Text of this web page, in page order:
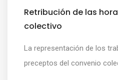
Retribución de las
colectivo
La representación de los
preceptos del convenio